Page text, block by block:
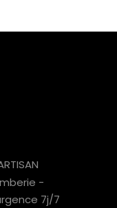
-
7j/7